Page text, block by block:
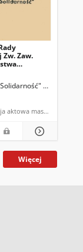
nr 1 w Kazimierzy
Zw. Zaw.
i pracownicyprzy
dokumentacja aktowa maszynopis
Więcej